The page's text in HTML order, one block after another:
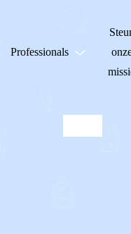
Professionals